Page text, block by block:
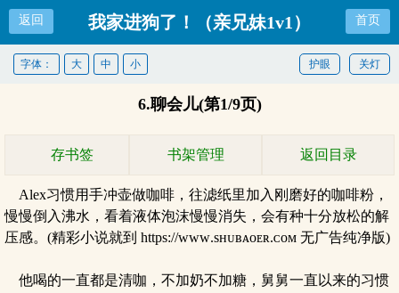
返回 我家进狗了！（亲兄妹1v1） 首页
关灯
护眼
字体： 大 中 小
6.聊会儿(第1/9页)
存书签 书架管理 返回目录
Alex习惯用手冲壶做咖啡，往滤纸里加入刚磨好的咖啡粉，
慢慢倒入沸水，看着液体泡沫慢慢消失，会有种十分放松的解
压感。(精彩小说就到 https://ᴡᴡᴡ.sʜᴜʙᴀᴏᴇʀ.ᴄᴏᴍ 无广告纯净版)
他喝的一直都是清咖，不加奶不加糖，舅舅一直以来的习惯